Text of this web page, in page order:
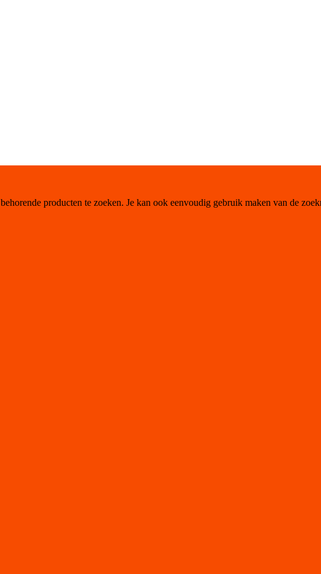
producten te zoeken. Je kan ook eenvoudig gebruik maken van de